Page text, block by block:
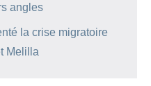
angles
la crise migratoire
Melilla